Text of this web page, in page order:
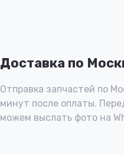
Доставка по
Отправка запчастей по
минут после оплаты.
можем выслать фото на